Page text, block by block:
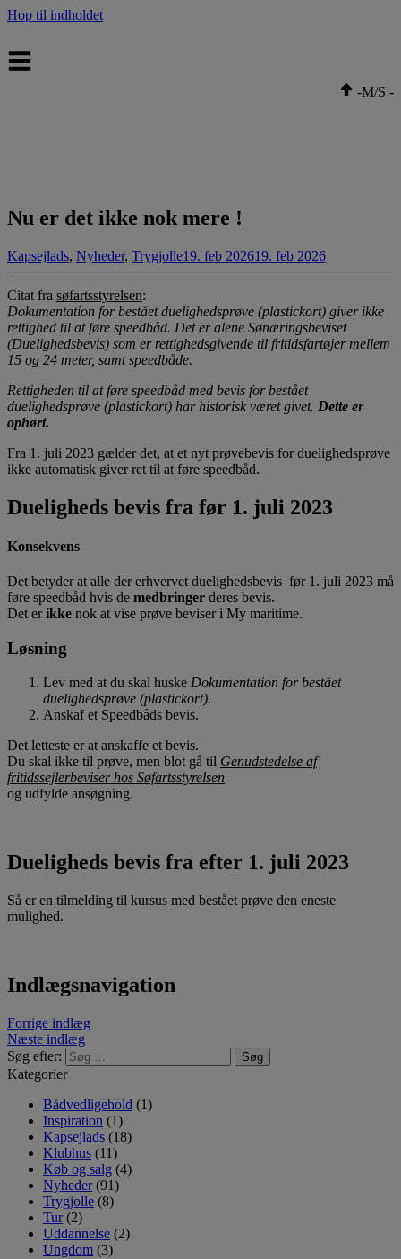
Hop til indholdet
-M/S -
Nu er det ikke nok mere !
Kapsejlads, Nyheder, Trygjolle19. feb 202619. feb 2026
Citat fra søfartsstyrelsen:
Dokumentation for bestået duelighedsprøve (plastickort) giver ikke
rettighed til at føre speedbåd. Det er alene Sønæringsbeviset
(Duelighedsbevis) som er rettighedsgivende til fritidsfartøjer mellem
15 og 24 meter, samt speedbåde.
Rettigheden til at føre speedbåd med bevis for bestået
duelighedsprøve (plastickort) har historisk været givet. Dette er
ophørt.
Fra 1. juli 2023 gælder det, at et nyt prøvebevis for duelighedsprøve
ikke automatisk giver ret til at føre speedbåd.
Dueligheds bevis fra før 1. juli 2023
Konsekvens
Det betyder at alle der erhvervet duelighedsbevis før 1. juli 2023 må
føre speedbåd hvis de medbringer deres bevis.
Det er ikke nok at vise prøve beviser i My maritime.
Løsning
Lev med at du skal huske Dokumentation for bestået
duelighedsprøve (plastickort).
Anskaf et Speedbåds bevis.
Det letteste er at anskaffe et bevis.
Du skal ikke til prøve, men blot gå til Genudstedelse af
fritidssejlerbeviser hos Søfartsstyrelsen
og udfylde ansøgning.
Dueligheds bevis fra efter 1. juli 2023
Så er en tilmelding til kursus med bestået prøve den eneste
mulighed.
Indlægsnavigation
Forrige indlæg
Næste indlæg
Søg efter:
Kategorier
Bådvedligehold (1)
Inspiration (1)
Kapsejlads (18)
Klubhus (11)
Køb og salg (4)
Nyheder (91)
Trygjolle (8)
Tur (2)
Uddannelse (2)
Ungdom (3)